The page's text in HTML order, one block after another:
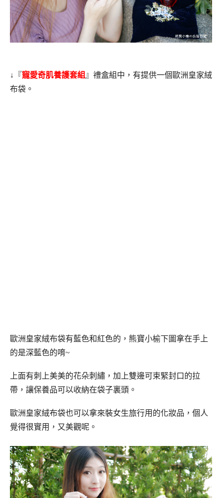
↓『寵愛奇肌養護套組 』禮盒組中，有提供一個歐洲皇家絨
布袋。
歐洲皇家絨布袋有藍色和紅色的，熊寶小榆下圖拿在手上
的是深藍色的唷~
上面有刺上美美的花朵刺繡，加上雙邊可束緊封口的拉
帶，讓保養品可以收納在袋子裏頭。
歐洲皇家絨布袋也可以拿來裝女生旅行用的化妝品，個人
覺得很實用，又美觀呢。